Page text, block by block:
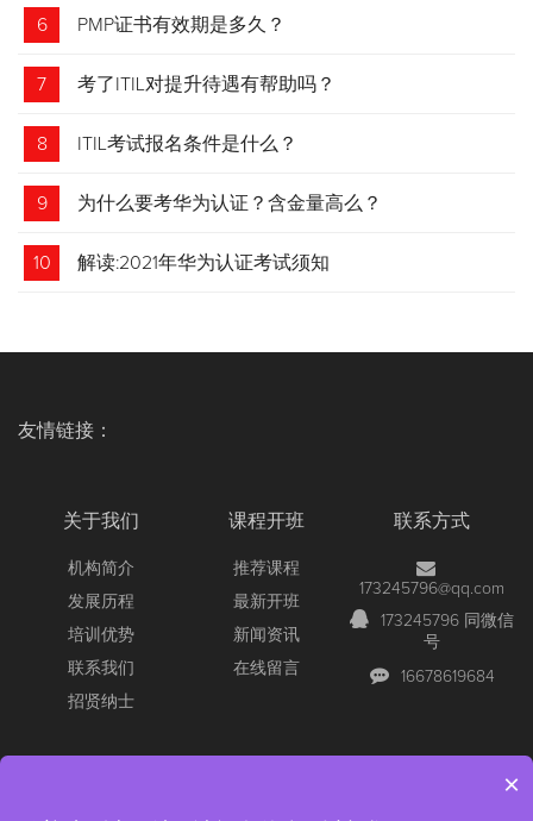
考试 变化请悉知
6 PMP证书有效期是多久？
7 考了ITIL对提升待遇有帮助吗？
8 ITIL考试报名条件是什么？
9 为什么要考华为认证？含金量高么？
10 解读:2021年华为认证考试须知
友情链接：
关于我们
机构简介
发展历程
培训优势
联系我们
招贤纳士
课程开班
推荐课程
最新开班
新闻资讯
在线留言
联系方式
173245796@qq.com
173245796 同微信
号
16678619684
×